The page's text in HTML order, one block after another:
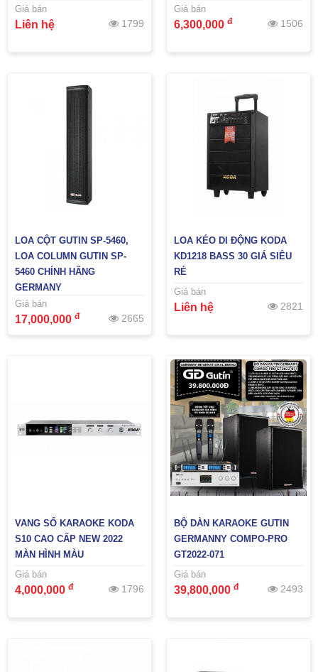
Giá bán
Liên hệ 1799
Giá bán
6,300,000 đ 1506
LOA CỘT GUTIN SP-5460,
LOA COLUMN GUTIN SP-
5460 CHÍNH HÃNG
GERMANY
Giá bán
17,000,000 đ 2665
LOA KÉO DI ĐỘNG KODA
KD1218 BASS 30 GIÁ SIÊU
RẺ
Giá bán
Liên hệ 2821
VANG SỐ KARAOKE KODA
S10 CAO CẤP NEW 2022
MÀN HÌNH MÀU
Giá bán
4,000,000 đ 1796
BỘ DÀN KARAOKE GUTIN
GERMANNY COMPO-PRO
GT2022-071
Giá bán
39,800,000 đ 2493